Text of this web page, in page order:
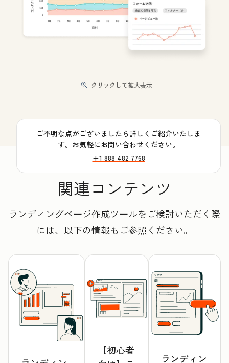
クリックして拡大表示
ご不明な点がございましたら詳しくご紹介いたしま
す。お気軽にお問い合わせください。
+1 888 482 7768
関連コンテンツ
ランディングページ作成ツールをご検討いただく際
には、以下の情報もご参照ください。
【初心者
ランディン